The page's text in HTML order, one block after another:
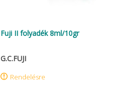
Fuji II folyadék 8ml/10gr
G.C.FUJI
Rendelésre